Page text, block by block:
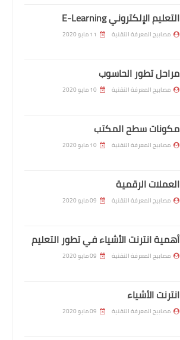
التعليم الإلكتروني E-Learning
مصابيح المعرفة التقنية 11 مايو 2020
مراحل تطور الحاسوب
مصابيح المعرفة التقنية 10 مايو 2020
مكونات سطح المكتب
مصابيح المعرفة التقنية 10 مايو 2020
العملات الرقمية
مصابيح المعرفة التقنية 09 مايو 2020
أهمية انترنت الأشياء في تطور التعليم
مصابيح المعرفة التقنية 09 مايو 2020
انترنت الأشياء
مصابيح المعرفة التقنية 09 مايو 2020